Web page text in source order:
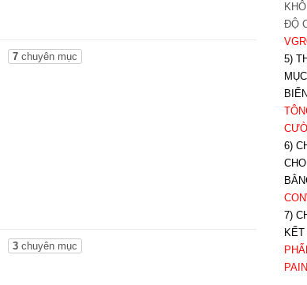
7chuyên mục
3chuyên mục
ĐỘ
5)
6)
7)